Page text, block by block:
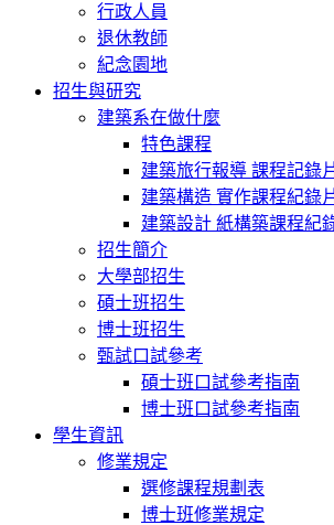
行政人員
退休教師
紀念園地
招生與研究
建築系在做什麼
特色課程
建築旅行報導 課程記錄
建築構造 實作課程紀錄
建築設計 紙構築課程紀
招生簡介
大學部招生
碩士班招生
博士班招生
甄試口試參考
碩士班口試參考指南
博士班口試參考指南
學生資訊
修業規定
選修課程規劃表
博士班修業規定